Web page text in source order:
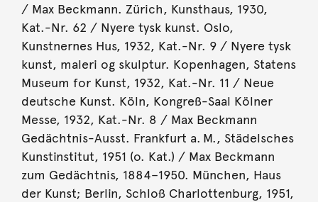
/ Max Beckmann. Zürich, Kunsthaus, 1930,
Kat.-Nr. 62 / Nyere tysk kunst. Oslo,
Kunstnernes Hus, 1932, Kat.-Nr. 9 / Nyere tysk
kunst, maleri og skulptur. Kopenhagen, Statens
Museum for Kunst, 1932, Kat.-Nr. 11 / Neue
deutsche Kunst. Köln, Kongreß-Saal Kölner
Messe, 1932, Kat.-Nr. 8 / Max Beckmann
Gedächtnis-Ausst. Frankfurt a. M., Städelsches
Kunstinstitut, 1951 (o. Kat.) / Max Beckmann
zum Gedächtnis, 1884–1950. München, Haus
der Kunst; Berlin, Schloß Charlottenburg, 1951,